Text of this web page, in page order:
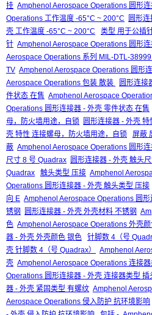
挂 Amphenol Aerospace Operations 圆形
Operations 工作温度 -65°C ~ 200°C
圆形
壳 工作温度 -65°C ~ 200°C
类型 用于公插
针 Amphenol Aerospace Operations 圆形
Aerospace Operations 系列 MIL-DTL-
TV Amphenol Aerospace Operations 圆形
Aerospace Operations 包装 散装
圆形连接
件状态 在售 Amphenol Aerospace
Operations 圆形连接器 - 外壳 零件状态 在售
母，防火墙用途，自锁
圆形连接器 - 外壳
壳 特性 连接螺母，防火墙用途，自锁
屏蔽
蔽 Amphenol Aerospace Operations 圆形
尺寸 8 号 Quadrax 圆形连接器 - 外壳 触头
Quadrax
触头类型 压接 Amphenol
Operations 圆形连接器 - 外壳 触头类型 压接
向 E Amphenol Aerospace Operations 圆形
锈钢
圆形连接器 - 外壳 外壳材料 不锈钢
色 Amphenol Aerospace Operations 外壳
器 - 外壳 外壳颜色 银色
针脚数 4（号
壳 针脚数 4（号 Quadrax）
Amphenol
壳 Amphenol Aerospace Operations 连接
Operations 圆形连接器 - 外壳 连接器类型 插
器 - 外壳 紧固类型 有螺纹 Amphenol
Aerospace Operations 侵入防护 抗环境影响